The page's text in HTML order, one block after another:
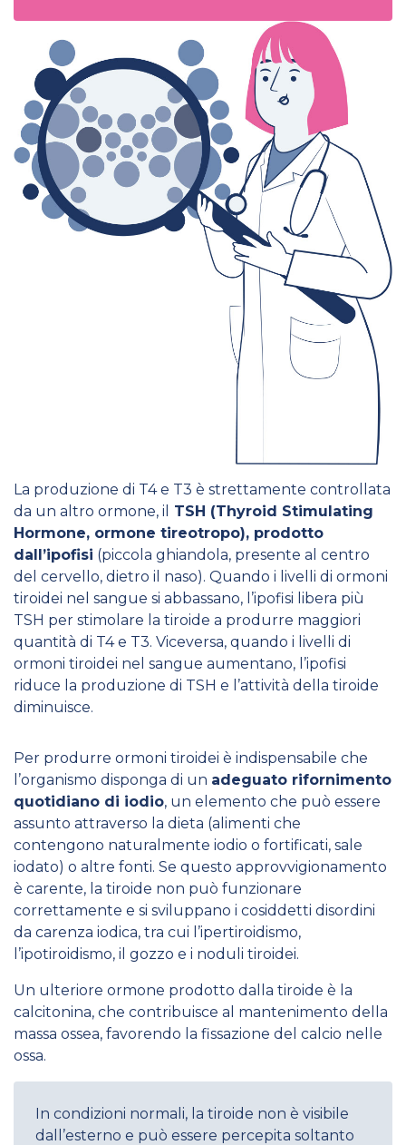
La produzione di T4 e T3 è strettamente controllata
da un altro ormone, il
TSH (Thyroid Stimulating
Hormone, ormone tireotropo), prodotto
dall’ipofisi (piccola ghiandola, presente al centro
del cervello, dietro il naso). Quando i livelli di ormoni
tiroidei nel sangue si abbassano, l’ipofisi libera più
TSH per stimolare la tiroide a produrre maggiori
quantità di T4 e T3. Viceversa, quando i livelli di
ormoni tiroidei nel sangue aumentano, l’ipofisi
riduce la produzione di TSH e l’attività della tiroide
diminuisce.
Per produrre ormoni tiroidei è indispensabile che
l’organismo disponga di un adeguato rifornimento
quotidiano di iodio, un elemento che può essere
assunto attraverso la dieta (alimenti che
contengono naturalmente iodio o fortificati, sale
iodato) o altre fonti. Se questo approvvigionamento
è carente, la tiroide non può funzionare
correttamente e si sviluppano i cosiddetti disordini
da carenza iodica, tra cui l’ipertiroidismo,
l’ipotiroidismo, il gozzo e i noduli tiroidei.
Un ulteriore ormone prodotto dalla tiroide è la
calcitonina, che contribuisce al mantenimento della
massa ossea, favorendo la fissazione del calcio nelle
ossa.
In condizioni normali, la tiroide non è visibile
dall’esterno e può essere percepita soltanto